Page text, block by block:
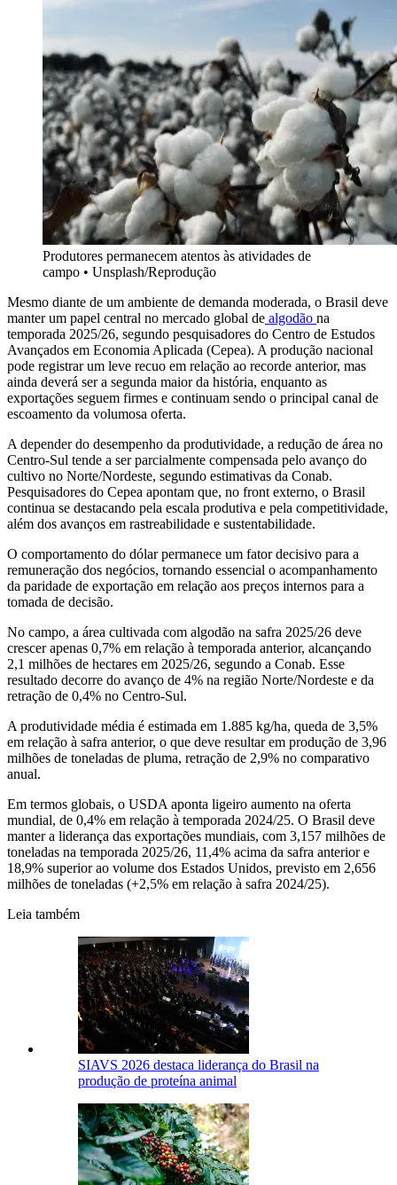
Produtores permanecem atentos às atividades de
campo • Unsplash/Reprodução
Mesmo diante de um ambiente de demanda moderada, o Brasil deve
manter um papel central no mercado global de algodão na
temporada 2025/26, segundo pesquisadores do Centro de Estudos
Avançados em Economia Aplicada (Cepea). A produção nacional
pode registrar um leve recuo em relação ao recorde anterior, mas
ainda deverá ser a segunda maior da história, enquanto as
exportações seguem firmes e continuam sendo o principal canal de
escoamento da volumosa oferta.
A depender do desempenho da produtividade, a redução de área no
Centro-Sul tende a ser parcialmente compensada pelo avanço do
cultivo no Norte/Nordeste, segundo estimativas da Conab.
Pesquisadores do Cepea apontam que, no front externo, o Brasil
continua se destacando pela escala produtiva e pela competitividade,
além dos avanços em rastreabilidade e sustentabilidade.
O comportamento do dólar permanece um fator decisivo para a
remuneração dos negócios, tornando essencial o acompanhamento
da paridade de exportação em relação aos preços internos para a
tomada de decisão.
No campo, a área cultivada com algodão na safra 2025/26 deve
crescer apenas 0,7% em relação à temporada anterior, alcançando
2,1 milhões de hectares em 2025/26, segundo a Conab. Esse
resultado decorre do avanço de 4% na região Norte/Nordeste e da
retração de 0,4% no Centro-Sul.
A produtividade média é estimada em 1.885 kg/ha, queda de 3,5%
em relação à safra anterior, o que deve resultar em produção de 3,96
milhões de toneladas de pluma, retração de 2,9% no comparativo
anual.
Em termos globais, o USDA aponta ligeiro aumento na oferta
mundial, de 0,4% em relação à temporada 2024/25. O Brasil deve
manter a liderança das exportações mundiais, com 3,157 milhões de
toneladas na temporada 2025/26, 11,4% acima da safra anterior e
18,9% superior ao volume dos Estados Unidos, previsto em 2,656
milhões de toneladas (+2,5% em relação à safra 2024/25).
Leia também
SIAVS 2026 destaca liderança do Brasil na
produção de proteína animal